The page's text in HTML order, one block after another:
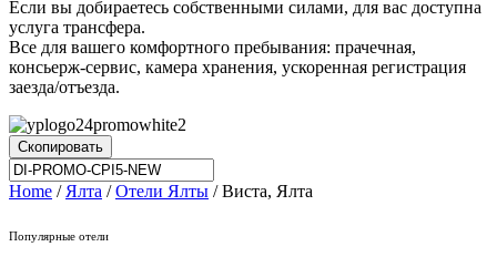
Если вы добираетесь собственными силами, для вас доступна
услуга трансфера.
Все для вашего комфортного пребывания: прачечная,
консьерж-сервис, камера хранения, ускоренная регистрация
заезда/отъезда.
Скопировать
Home / Ялта /Отели Ялты / Виста, Ялта
Популярные отели